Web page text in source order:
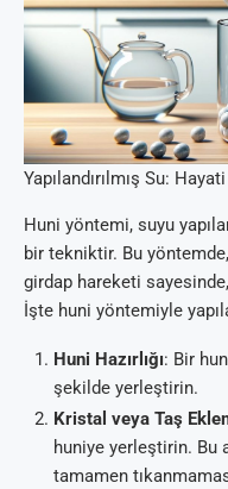
Yapılandırılmış Su:
Huni yöntemi, suyu
bir tekniktir. Bu
girdap hareketi
İşte huni yöntemiyle
Huni Hazırlığı: Bir
şekilde yerleştirin.
Kristal veya Taş
huniye yerleştirin. Bu
tamamen